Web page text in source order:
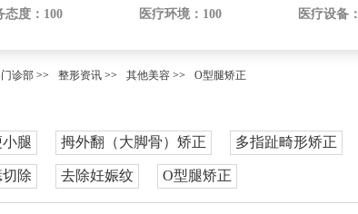
态度： 100 医疗环境： 100 医疗设备：
诊部 >> 整形资讯 >> 其他美容 >> O型腿矫正
小腿 拇外翻（大脚骨）矫正 多指趾畸形矫正
除 去除妊娠纹 O型腿矫正